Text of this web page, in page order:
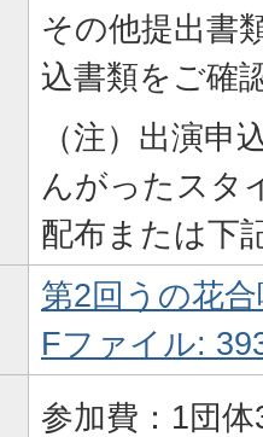
その他提出書
込書類をご確
（注）出演申
んがったスタ
配布または下
第2回うの花
Fファイル:
参加費：1団